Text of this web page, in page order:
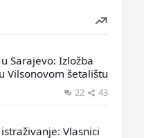
Sarajevo: Izložba
Vilsonovom šetalištu
22 43
Vlasnici